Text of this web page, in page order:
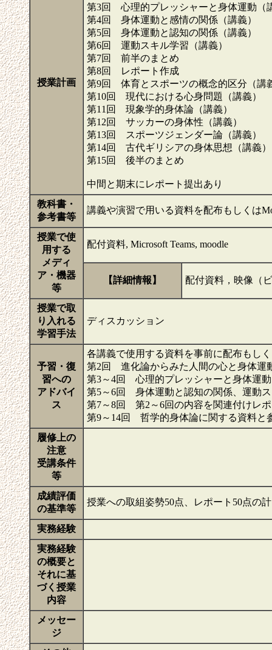
授業計画
第3回 心理的プレッシャーと身体運動（
第4回 身体運動と感情の関係（講義）
第5回 身体運動と認知の関係（講義）
第6回 運動スキル学習（講義）
第7回 前半のまとめ
第8回 レポート作成
第9回 体育とスポーツの概念的区分（講
第10回 現代における心身問題（講義）
第11回 現象学的身体論（講義）
第12回 サッカーの身体性（講義）
第13回 スポーツジェンダー論（講義）
第14回 古代ギリシアの身体思想（講義）
第15回 後半のまとめ
中間と期末にレポート提出あり
教科書・
参考書等
講義や演習で用いる資料を配布もしくは
授業で使
用する
メディ
ア・機器
等
配付資料, Microsoft Teams, moodle
【詳細情報】 配付資料，映像（
授業で取
り入れる
学習手法
ディスカッション
予習・復
習への
アドバイ
ス
各講義で使用する資料を事前に配布もし
第2回 進化論からみた人間の心と身体運
第3～4回 心理的プレッシャーと身体運
第5～6回 身体運動と認知の関係、運動
第7～8回 第2～6回の内容を関連付けレ
第9～14回 哲学的身体論に関する資料と
履修上の
注意
受講条件
等
成績評価
の基準等
授業への取組姿勢50点、レポート50点の
実務経験
実務経験
の概要と
それに基
づく授業
内容
メッセー
ジ